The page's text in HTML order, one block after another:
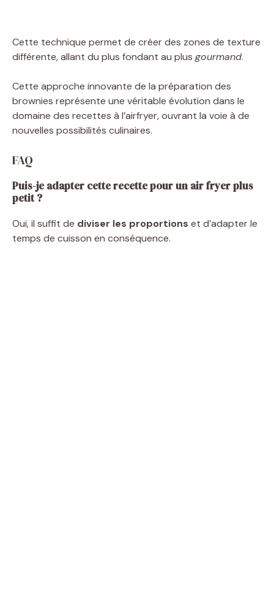
Cette technique permet de créer des zones de texture
différente, allant du plus fondant au plusgourmand.
Cette approche innovante de la préparation des
brownies représente une véritable évolution dans le
domaine des recettes à l’airfryer, ouvrant la voie à de
nouvelles possibilités culinaires.
FAQ
Puis-je adapter cette recette pour un air fryer plus
petit ?
Oui, il suffit de diviser les proportions et d’adapter le
temps de cuisson en conséquence.